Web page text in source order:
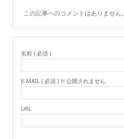
この記事へのコメントはありません。
名前 ( 必須 )
E-MAIL ( 必須 ) ※ 公開されません
URL